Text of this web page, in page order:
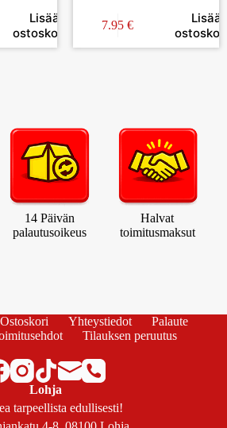
Lisää
ostoskoriin
7.95 €
Lisää
14 Päivän
palautusoikeus
Halvat
toimitusmaksut
Ostoskori Yhteystiedot
Palaute
Tilauksen peruutus
Lohja
tarpeellista edullisesti!